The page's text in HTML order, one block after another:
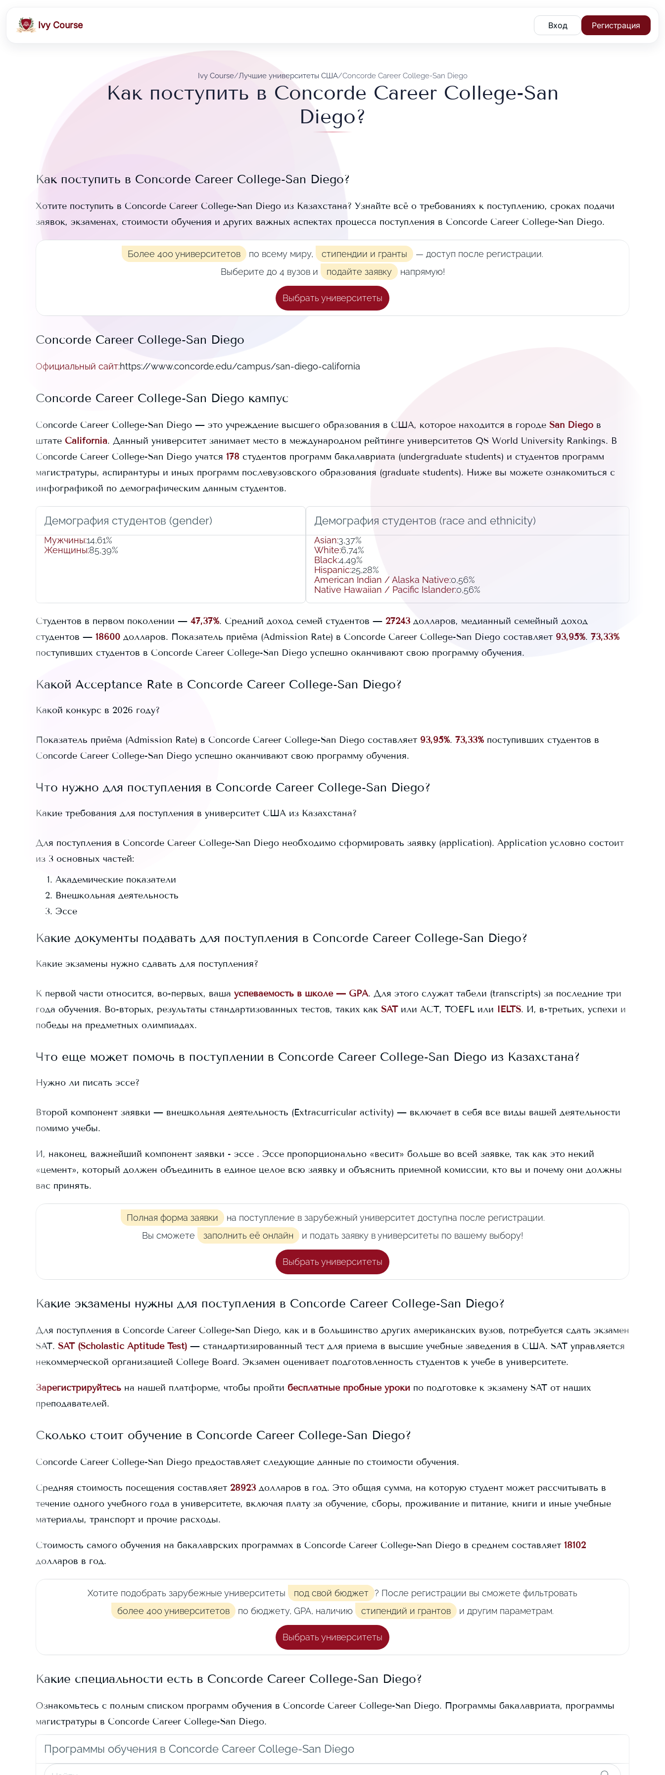
Ivy Course Вход Регистрация
Ivy Course/Лучшие университеты США/Concorde Career College-San Diego
Как поступить в Concorde Career College-San
Diego?
Как поступить в Concorde Career College-San Diego?
Хотите поступить в Concorde Career College-San Diego из Казахстана? Узнайте всё о требованиях к поступлению, сроках подачи
заявок, экзаменах, стоимости обучения и других важных аспектах процесса поступления в Concorde Career College-San Diego.
Более 400 университетов по всему миру, стипендии и гранты
— доступ после регистрации.
Выберите до 4 вузов и
подайте заявку напрямую!
Выбрать университеты
Concorde Career College-San Diego
Официальный сайт:https://www.concorde.edu/campus/san-diego-california
Concorde Career College-San Diego кампус
Concorde Career College-San Diego — это учреждение высшего образования в США, которое находится в городе San Diego в
штате California. Данный университет занимает место в международном рейтинге университетов QS World University Rankings. В
Concorde Career College-San Diego учатся 178 студентов программ бакалавриата (undergraduate students) и студентов программ
магистратуры, аспирантуры и иных программ послевузовского образования (graduate students). Ниже вы можете ознакомиться с
инфографикой по демографическим данным студентов.
Демография студентов (gender)
Мужчины:14,61%
Женщины:85,39%
Демография студентов (race and ethnicity)
Asian:3,37%
White:6,74%
Black:4,49%
Hispanic:25,28%
American Indian / Alaska Native:0,56%
Native Hawaiian / Pacific Islander:0,56%
Студентов в первом поколении — 47,37%. Средний доход семей студентов — 27243 долларов, медианный семейный доход
студентов — 18600 долларов. Показатель приёма (Admission Rate) в Concorde Career College-San Diego составляет 93,95%. 73,33%
поступивших студентов в Concorde Career College-San Diego успешно оканчивают свою программу обучения.
Какой Acceptance Rate в Concorde Career College-San Diego?
Какой конкурс в 2026 году?
Показатель приёма (Admission Rate) в Concorde Career College-San Diego составляет 93,95%. 73,33% поступивших студентов в
Concorde Career College-San Diego успешно оканчивают свою программу обучения.
Что нужно для поступления в Concorde Career College-San Diego?
Какие требования для поступления в университет США из Казахстана?
Для поступления в Concorde Career College-San Diego необходимо сформировать заявку (application). Application условно состоит
из 3 основных частей:
Академические показатели
Внешкольная деятельность
Эссе
Какие документы подавать для поступления в Concorde Career College-San Diego?
Какие экзамены нужно сдавать для поступления?
К первой части относится, во-первых, ваша успеваемость в школе — GPA. Для этого служат табели (transcripts) за последние три
года обучения. Во-вторых, результаты стандартизованных тестов, таких как SAT или ACT, TOEFL или IELTS. И, в-третьих, успехи и
победы на предметных олимпиадах.
Что еще может помочь в поступлении в Concorde Career College-San Diego из Казахстана?
Нужно ли писать эссе?
Второй компонент заявки — внешкольная деятельность (Extracurricular activity) — включает в себя все виды вашей деятельности
помимо учебы.
И, наконец, важнейший компонент заявки - эссе . Эссе пропорционально «весит» больше во всей заявке, так как это некий
«цемент», который должен объединить в единое целое всю заявку и объяснить приемной комиссии, кто вы и почему они должны
вас принять.
Полная форма заявки на поступление в зарубежный университет доступна после регистрации.
Вы сможете
заполнить её онлайн и подать заявку в университеты по вашему выбору!
Выбрать университеты
Какие экзамены нужны для поступления в Concorde Career College-San Diego?
Для поступления в Concorde Career College-San Diego, как и в большинство других американских вузов, потребуется сдать экзамен
SAT. SAT (Scholastic Aptitude Test) — стандартизированный тест для приема в высшие учебные заведения в США. SAT управляется
некоммерческой организацией College Board. Экзамен оценивает подготовленность студентов к учебе в университете.
Зарегистрируйтесь на нашей платформе, чтобы пройти бесплатные пробные уроки по подготовке к экзамену SAT от наших
преподавателей.
Сколько стоит обучение в Concorde Career College-San Diego?
Concorde Career College-San Diego предоставляет следующие данные по стоимости обучения.
Средняя стоимость посещения составляет 28923 долларов в год. Это общая сумма, на которую студент может рассчитывать в
течение одного учебного года в университете, включая плату за обучение, сборы, проживание и питание, книги и иные учебные
материалы, транспорт и прочие расходы.
Стоимость самого обучения на бакалаврских программах в Concorde Career College-San Diego в среднем составляет 18102
долларов в год.
Хотите подобрать зарубежные университеты под свой бюджет ? После регистрации вы сможете фильтровать
более 400 университетов
по бюджету, GPA, наличию стипендий и грантов и другим параметрам.
Выбрать университеты
Какие специальности есть в Concorde Career College-San Diego?
Ознакомьтесь с полным списком программ обучения в Concorde Career College-San Diego. Программы бакалавриата, программы
магистратуры в Concorde Career College-San Diego.
Программы обучения в Concorde Career College-San Diego